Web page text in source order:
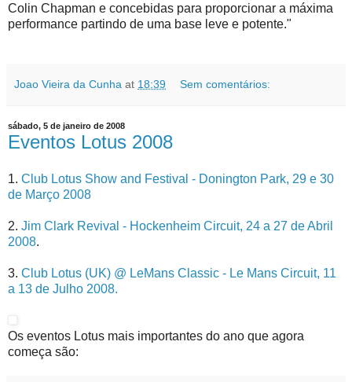
Colin Chapman e concebidas para proporcionar a máxima
performance partindo de uma base leve e potente."
Joao Vieira da Cunha at 18:39 Sem comentários:
sábado, 5 de janeiro de 2008
Eventos Lotus 2008
1. Club Lotus Show and Festival - Donington Park, 29 e 30
de Março 2008
2. Jim Clark Revival - Hockenheim Circuit, 24 a 27 de Abril
2008.
3. Club Lotus (UK) @ LeMans Classic - Le Mans Circuit, 11
a 13 de Julho 2008.
Os eventos Lotus mais importantes do ano que agora
começa são: